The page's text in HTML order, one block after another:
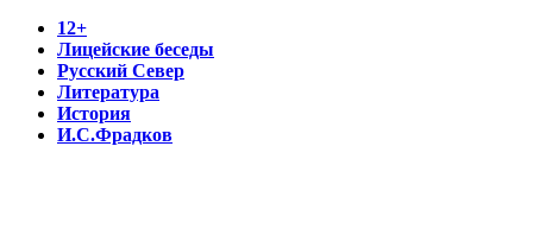
12+
Лицейские беседы
Русский Север
Литература
История
И.С.Фрадков